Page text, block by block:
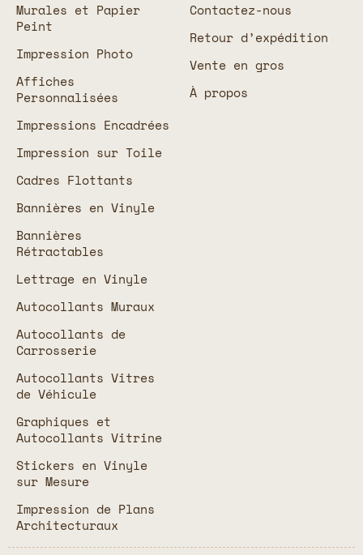
Murales et Papier
Peint
Impression Photo
Affiches
Personnalisées
Impressions Encadrées
Impression sur Toile
Cadres Flottants
Bannières en Vinyle
Bannières
Rétractables
Lettrage en Vinyle
Autocollants Muraux
Autocollants de
Carrosserie
Autocollants Vitres
de Véhicule
Graphiques et
Autocollants Vitrine
Stickers en Vinyle
sur Mesure
Impression de Plans
Architecturaux
Contactez-nous
Retour d’expédition
Vente en gros
À propos